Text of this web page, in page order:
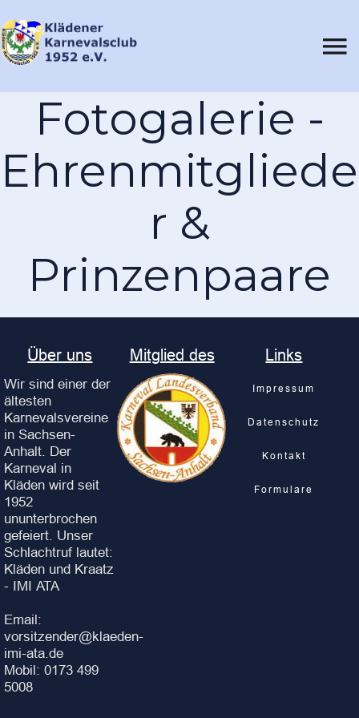
Fotogalerie -
Ehrenmitgliede
r &
Prinzenpaare
Über uns
Wir sind einer der
ältesten
Karnevalsvereine
in Sachsen-
Anhalt. Der
Karneval in
Kläden wird seit
1952
ununterbrochen
gefeiert. Unser
Schlachtruf lautet:
Kläden und Kraatz
- IMI ATA
Email:
vorsitzender@klaeden-
imi-ata.de
Mobil: 0173 499
5008
Mitglied des Links
Impressum
Datenschutz
Kontakt
Formulare